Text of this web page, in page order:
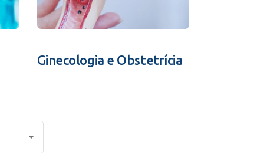
Ginecologia e Obstetrícia